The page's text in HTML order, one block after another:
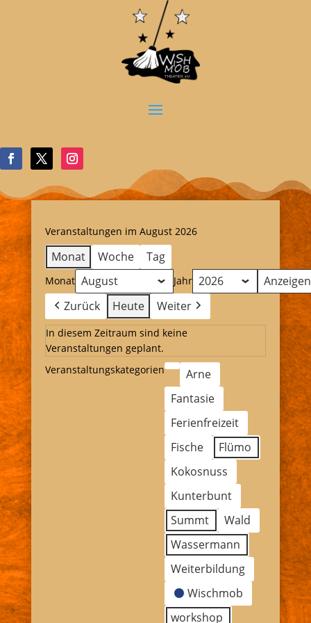
Veranstaltungen im August 2026
Monat Woche Tag
Monat Jahr
Zurück Heute Weiter
In diesem Zeitraum sind keine
Veranstaltungen geplant.
Veranstaltungskategorien Kategorie
ohne
Arne
Fantasie
Ferienfreizeit
Fische
Flümo
Kokosnuss
Kunterbunt
Summt
Wald
Wassermann
Weiterbildung
Wischmob
workshop